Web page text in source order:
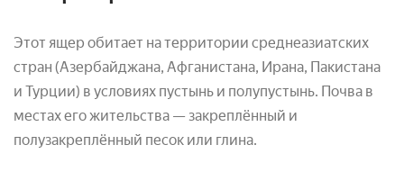
Этот ящер обитает на территории среднеазиатских
стран (Азербайджана, Афганистана, Ирана, Пакистана
и Турции) в условиях пустынь и полупустынь. Почва в
местах его жительства — закреплённый и
полузакреплённый песок или глина.